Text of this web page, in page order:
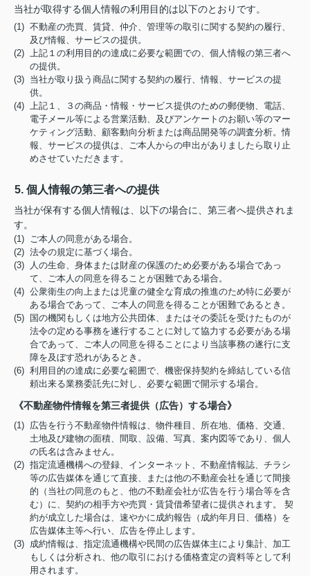
当社が取得する個人情報の利用目的は以下のとおりです。
(1) 不動産の売買、賃貸、仲介、管理等の取引に関する契約の履行、
及び情報、サービスの提供。
(2) 上記１の利用目的の達成に必要な範囲での、個人情報の第三者へ
の提供。
(3) 当社が取り扱う商品に関する契約の履行、情報、サービスの提
供。
(4) 上記１、３の商品・情報・サービス提供のための郵便物、電話、
電子メール等による営業活動、及びアンケートのお願い等のマー
ケティング活動、顧客動向分析または商品開発等の調査分析。情
報、サービスの提供は、ご本人からの申出がありましたら取り止
めさせていただきます。
5. 個人情報の第三者への提供
当社が保有する個人情報は、以下の場合に、第三者へ提供されま
す。
(1) ご本人の同意がある場合。
(2) 法令の規定に基づく場合。
(3) 人の生命、身体または財産の保護のため必要がある場合であっ
て、ご本人の同意を得ることが困難である場合。
(4) 公衆衛生の向上または児童の健全な育成の推進のため特に必要が
ある場合であって、ご本人の同意を得ることが困難であるとき。
(5) 国の機関もしくは地方公共団体、またはその委託を受けたものが
法令の定める事務を遂行することに対して協力する必要がある場
合であって、ご本人の同意を得ることにより当該事務の遂行に支
障を及ぼす恐れがあるとき。
(6) 利用目的の達成に必要な範囲で、機密保持契約を締結している信
頼出来る業務委託先に対し、必要な範囲で開示する場合。
《不動産物件情報を第三者提供（広告）する場合》
(1) 広告を行う不動産物件情報は、物件種目、所在地、価格、交通、
土地及び建物の面積、間取、設備、写真、案内図等であり、個人
の氏名は含みません。
(2) 指定流通機構への登録、インターネット、不動産情報誌、チラシ
等の広告媒体を通じて直接、または他の不動産会社を通じて間接
的（当社の同意のもと、他の不動産会社が広告を行う場合等を含
む）に、契約の相手方や売買・賃貸借希望者に提供されます。 契
約が成立した場合は、速やかに成約報告（成約年月日、価格）を
広告媒体主等へ行い、広告を停止します。
(3) 成約情報は、指定流通機構や民間の広告媒体主により集計、加工
もしくは分析され、他の取引における価格査定の資料等として利
用されます。